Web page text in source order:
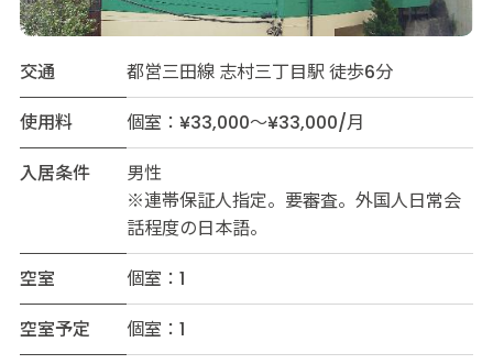
交通
都営三田線 志村三丁目駅 徒歩6分
使用料
個室：¥33,000～¥33,000/月
入居条件
男性
※連帯保証人指定。要審査。外国人日常会
話程度の日本語。
空室
個室：1
空室予定
個室：1